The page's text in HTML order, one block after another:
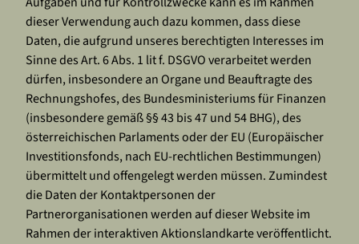
dieser Verwendung auch dazu kommen, dass diese
Daten, die aufgrund unseres berechtigten Interesses im
Sinne des Art. 6 Abs. 1 lit f. DSGVO verarbeitet werden
dürfen, insbesondere an Organe und Beauftragte des
Rechnungshofes, des Bundesministeriums für Finanzen
(insbesondere gemäß §§ 43 bis 47 und 54 BHG), des
österreichischen Parlaments oder der EU (Europäischer
Investitionsfonds, nach EU-rechtlichen Bestimmungen)
übermittelt und offengelegt werden müssen. Zumindest
die Daten der Kontaktpersonen der
Partnerorganisationen werden auf dieser Website im
Rahmen der interaktiven Aktionslandkarte veröffentlicht.